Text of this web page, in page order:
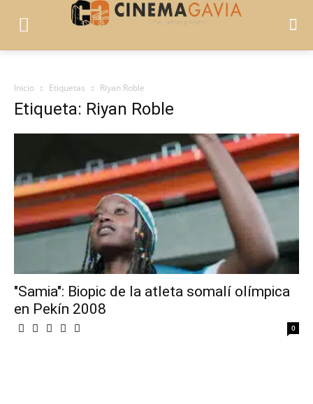
Inicio Etiquetas Riyan Roble
Etiqueta: Riyan Roble
"Samia": Biopic de la atleta somalí olímpica
en Pekín 2008
0